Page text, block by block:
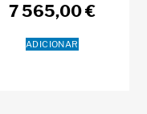
7 565,00€
ADICIONAR